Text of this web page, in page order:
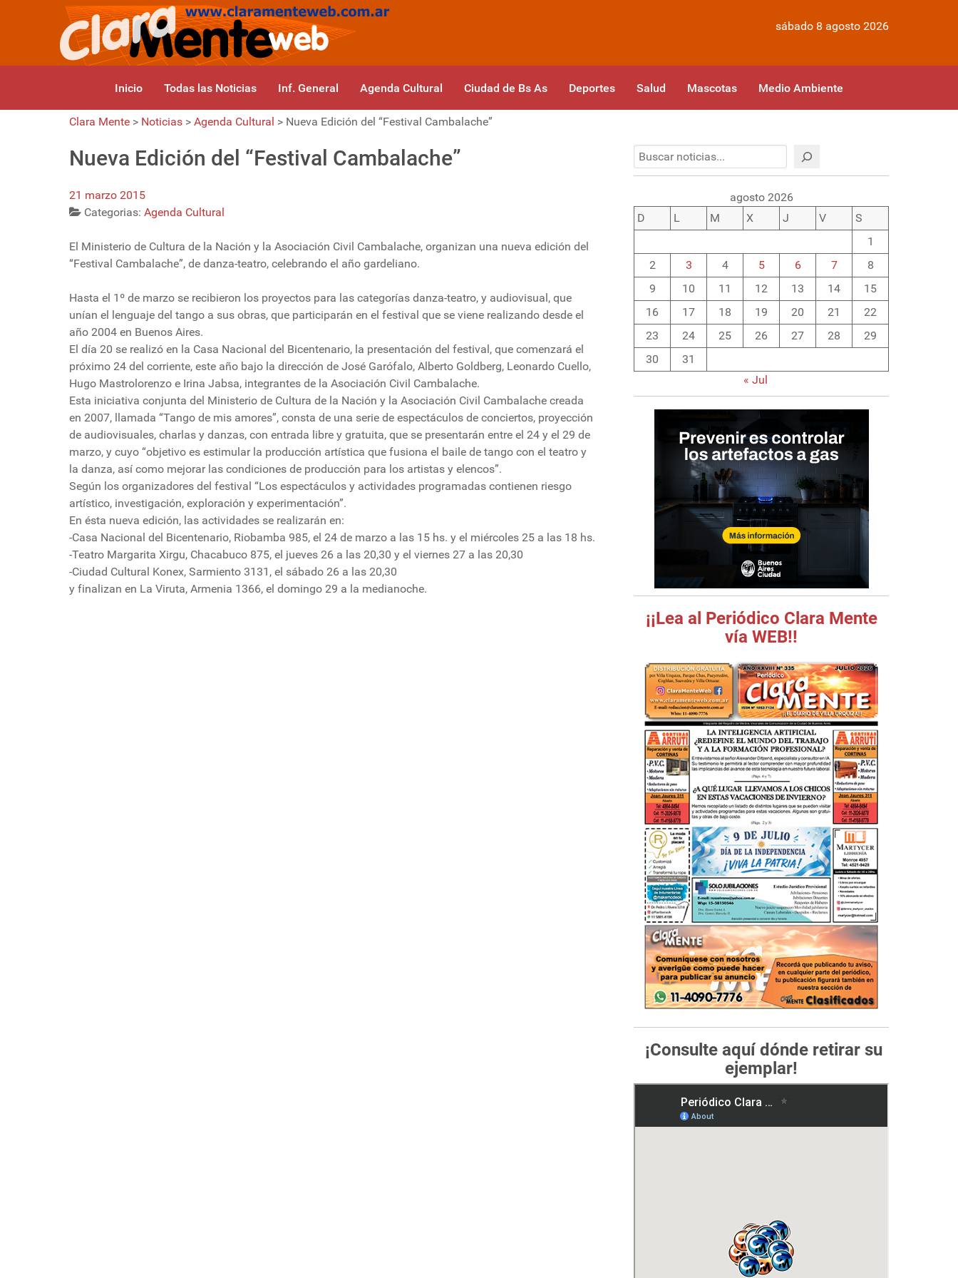
sábado 8 agosto 2026
Inicio Todas las Noticias Inf. General Agenda Cultural Ciudad de Bs As Deportes Salud Mascotas Medio Ambiente
Clara Mente > Noticias > Agenda Cultural > Nueva Edición del “Festival Cambalache”
Nueva Edición del “Festival Cambalache”
21 marzo 2015
Categorias: Agenda Cultural
El Ministerio de Cultura de la Nación y la Asociación Civil Cambalache, organizan una nueva edición del
“Festival Cambalache”, de danza-teatro, celebrando el año gardeliano.
Hasta el 1º de marzo se recibieron los proyectos para las categorías danza-teatro, y audiovisual, que
unían el lenguaje del tango a sus obras, que participarán en el festival que se viene realizando desde el
año 2004 en Buenos Aires.
El día 20 se realizó en la Casa Nacional del Bicentenario, la presentación del festival, que comenzará el
próximo 24 del corriente, este año bajo la dirección de José Garófalo, Alberto Goldberg, Leonardo Cuello,
Hugo Mastrolorenzo e Irina Jabsa, integrantes de la Asociación Civil Cambalache.
Esta iniciativa conjunta del Ministerio de Cultura de la Nación y la Asociación Civil Cambalache creada
en 2007, llamada “Tango de mis amores”, consta de una serie de espectáculos de conciertos, proyección
de audiovisuales, charlas y danzas, con entrada libre y gratuita, que se presentarán entre el 24 y el 29 de
marzo, y cuyo “objetivo es estimular la producción artística que fusiona el baile de tango con el teatro y
la danza, así como mejorar las condiciones de producción para los artistas y elencos”.
Según los organizadores del festival “Los espectáculos y actividades programadas contienen riesgo
artístico, investigación, exploración y experimentación”.
En ésta nueva edición, las actividades se realizarán en:
-Casa Nacional del Bicentenario, Riobamba 985, el 24 de marzo a las 15 hs. y el miércoles 25 a las 18 hs.
-Teatro Margarita Xirgu, Chacabuco 875, el jueves 26 a las 20,30 y el viernes 27 a las 20,30
-Ciudad Cultural Konex, Sarmiento 3131, el sábado 26 a las 20,30
y finalizan en La Viruta, Armenia 1366, el domingo 29 a la medianoche.
agosto 2026
D
L M X J V
S
1
2
3 4 5 6 7
8
9
10 11 12 13 14
15
16
17 18 19 20 21
22
23
24 25 26 27 28
29
30
31
« Jul
¡¡Lea al Periódico Clara Mente
vía WEB!!
¡Consulte aquí dónde retirar su
ejemplar!